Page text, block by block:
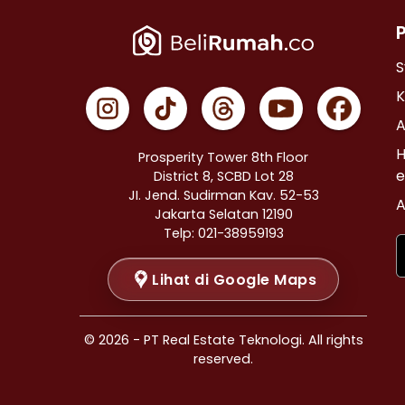
Properti Dijual di Johar Baru >
Properti Dijual di Menteng >
Properti Dijual di Tanah Abang >
Properti Dijual di Kramat >
Properti Dijual di Bendungan Hilir >
Properti Dijual di Jakarta Selatan >
Properti Dijual di Cilandak >
Properti Dijual di Gandaria Selatan >
Properti Dijual di Cipete Selatan >
Properti Dijual di Lenteng Agung >
Properti Dijual di Pondok Pinang >
Properti Dijual di Kebayoran Baru >
Properti Dijual di Mampang Prapatan >
Prosperity Tower 8th Floor
District 8, SCBD Lot 28
JI. Jend. Sudirman Kav. 52-53
Jakarta Selatan 12190
Telp: 021-38959193
Lihat di Google Maps
© 2026 - PT Real Estate Teknologi. All rights
reserved.